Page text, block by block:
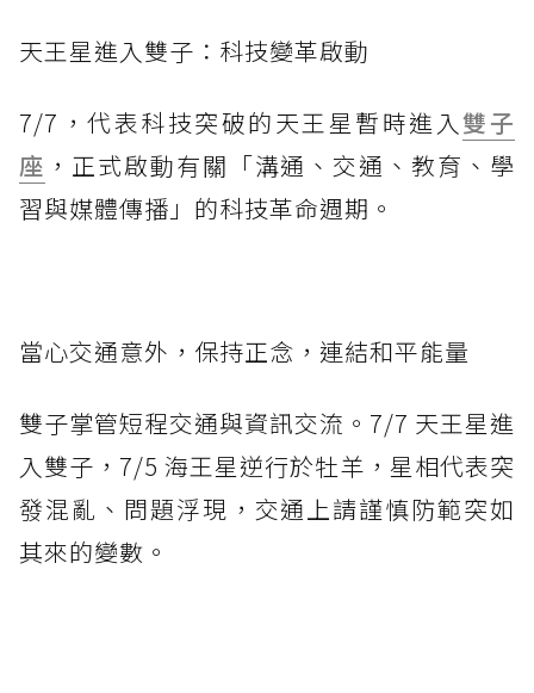
天王星進入雙子：科技變革啟動
7/7，代表科技突破的天王星暫時進入雙子
座 ，正式啟動有關「溝通、交通、教育、學
習與媒體傳播」的科技革命週期。
當心交通意外，保持正念，連結和平能量
雙子掌管短程交通與資訊交流。7/7 天王星進
入雙子，7/5 海王星逆行於牡羊，星相代表突
發混亂、問題浮現，交通上請謹慎防範突如
其來的變數。